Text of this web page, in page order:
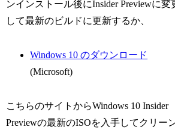
ンインストール後にInsider Previewに変
して最新のビルドに更新するか、
Windows 10 のダウンロード
(Microsoft)
こちらのサイトからWindows 10 Insider
Previewの最新のISOを入手してクリー